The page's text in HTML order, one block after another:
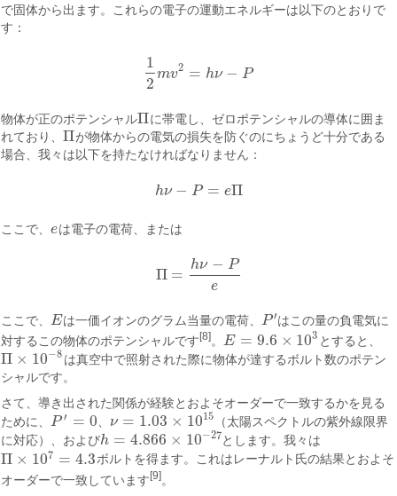
で固体から出ます。これらの電子の運動エネルギーは以下のとおりで
す：
1
2
mv2 = hν − P
12m v2=hν−P
物体が正のポテンシャルΠ
Π に帯電し、ゼロポテンシャルの導体に囲ま
れており、 Π
Π が物体からの電気の損失を防ぐのにちょうど十分である
場合、我々は以下を持たなければなりません：
hν − P = eΠ
hν−P= eΠ
ここで、e
eは電子の電荷、または
Π =
hν − P
e
Π= hν−Pe
ここで、 E
E は一価イオンのグラム当量の電荷、 P ′
P′ はこの量の負電気に
対するこの物体のポテンシャルです[8] 。 E = 9.6 × 103
E= 9.6 ×10 3 とすると、
Π × 10−8
Π× 10 −8
は真空中で照射された際に物体が達するボルト数のポテン
シャルです。
さて、導き出された関係が経験とおよそオーダーで一致するかを見る
ために、 P ′ = 0
P′= 0 ν = 1.03 × 1015
ν= 1.03×10 15
（太陽スペクトルの紫外線限界
に対応）、およびh = 4.866 × 10−27
h=4.866×10 −27 とします。我々は
Π × 107 = 4.3
Π× 10 7=4.3
ボルトを得ます。これはレーナルト氏の結果とおよそ
オーダーで一致しています[9]。